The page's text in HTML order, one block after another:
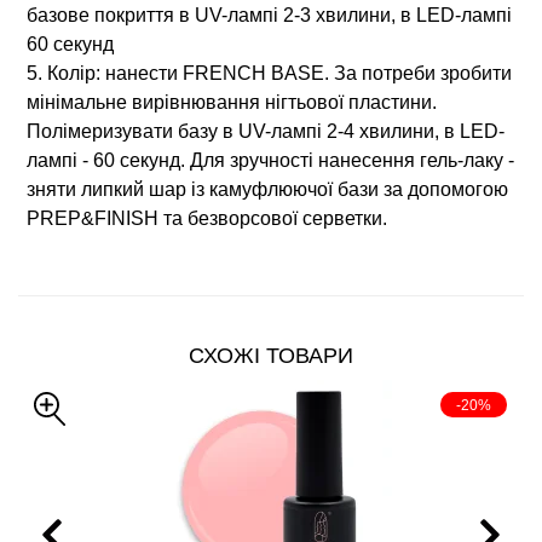
базове покриття в UV-лампі 2-3 хвилини, в LED-лампі
60 секунд
5. Колір: нанести FRENCH BASE. За потреби зробити
мінімальне вирівнювання нігтьової пластини.
Полімеризувати базу в UV-лампі 2-4 хвилини, в LED-
лампі - 60 секунд. Для зручності нанесення гель-лаку -
зняти липкий шар із камуфлюючої бази за допомогою
PREP&FINISH та безворсової серветки.
СХОЖІ ТОВАРИ
-20%